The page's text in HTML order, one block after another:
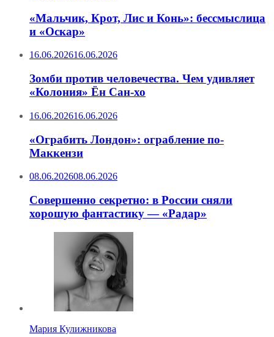
«Мальчик, Крот, Лис и Конь»: бессмыслица
и «Оскар»
16.06.202616.06.2026
Зомби против человечества. Чем удивляет
«Колония» Ён Сан-хо
16.06.202616.06.2026
«Ограбить Лондон»: ограбление по-
Маккензи
08.06.202608.06.2026
Совершенно секретно: в России сняли
хорошую фантастику — «Радар»
Мария Кулижникова